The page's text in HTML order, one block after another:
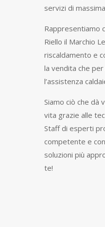
servizi di
Rappresentiamo
Riello il Marchio
riscaldamento e
la vendita che
l’assistenza
Siamo ciò che dà
vita grazie alle
Staff di esperti
competente e
soluzioni più
te!